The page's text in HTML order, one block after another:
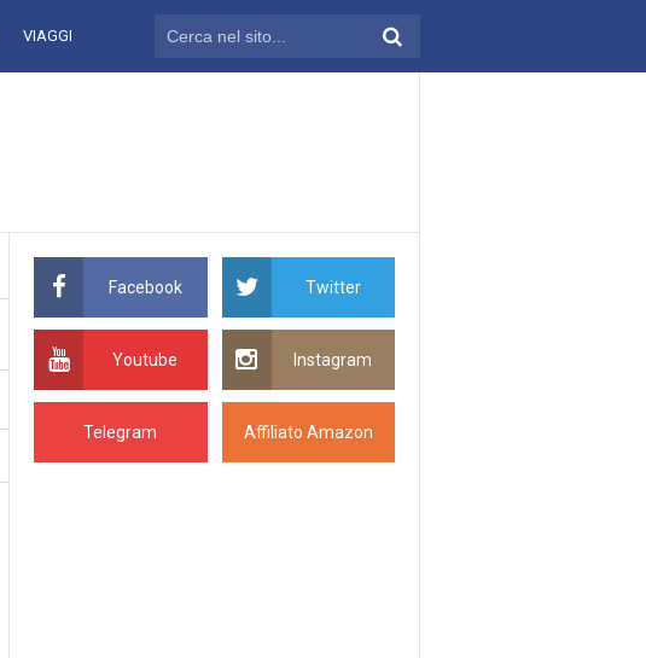
VIAGGI
Facebook Twitter
Youtube Instagram
Telegram Affiliato Amazon